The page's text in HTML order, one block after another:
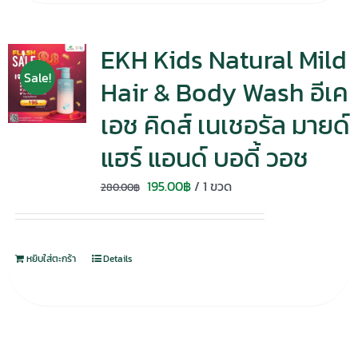
Sale!
EKH Kids Natural Mild
Hair & Body Wash อีเค
เอช คิดส์ เนเชอรัล มายด์
แฮร์ แอนด์ บอดี้ วอช
280.00฿ Original
195.00฿Current
/ 1 ขวด
หยิบใส่ตะกร้า Details